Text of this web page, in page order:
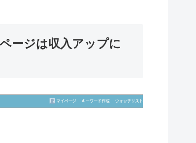
ージは収入アップに